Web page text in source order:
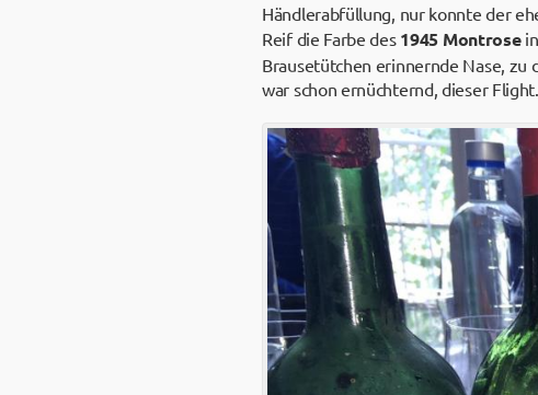
Händlerabfüllung, nur konnte der
Reif die Farbe des 1945 Montrose
Brausetütchen erinnernde Nase, zu
war schon ernüchternd, dieser